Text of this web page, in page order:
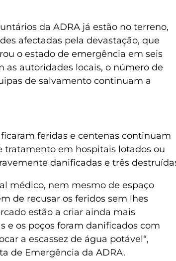
da ADRA já estão no terreno,
afectadas pela devastação, que
o estado de emergência em seis
as autoridades locais, o número de
de salvamento continuam a
feridas e centenas continuam
tratamento em hospitais lotados ou
danificadas e três
médico, nem mesmo de espaço
de recusar os feridos sem lhes
estão a criar ainda mais
e os poços foram danificados com
a escassez de água potável“,
de Emergência da ADRA.